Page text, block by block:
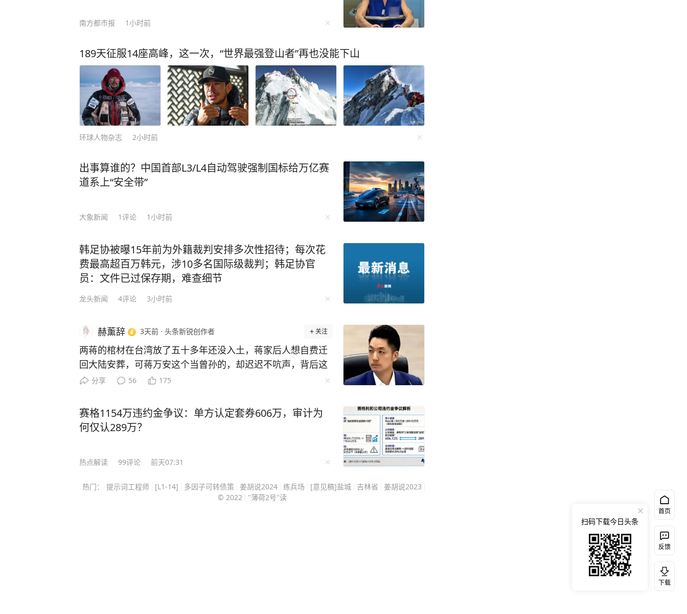
南方都市报 1小时前
189天征服14座高峰，这一次，“世界最强登山者”再也没能下山
环球人物杂志 2小时前
出事算谁的？中国首部L3/L4自动驾驶强制国标给万亿赛
道系上“安全带”
大象新闻 1评论 1小时前
韩足协被曝15年前为外籍裁判安排多次性招待；每次花
费最高超百万韩元，涉10多名国际级裁判；韩足协官
员：文件已过保存期，难查细节
龙头新闻 4评论 3小时前
赫薰辞 3天前 · 头条新锐创作者 关注
两蒋的棺材在台湾放了五十多年还没入土，蒋家后人想自费迁
回大陆安葬，可蒋万安这个当曾孙的，却迟迟不吭声，背后这
盘棋，远不止孝道两个字能说清。 蒋万安不是不想动，是真
政治算盘。 他当上台北市长之后，走的每一步都很小心，在
岛内公开场合几乎不主动提两蒋，迁葬的事更是能绕就绕。
理由是：两蒋既是国民党的历史遗产，也是民进党每逢选举就
象征”，提出要改成所谓“转型正义纪念馆”。 这等于是直接把
葬，等于自己跳进对手挖好的坑里，平白送人刀子，站在选举
分享 56 175
赛格1154万违约金争议：单方认定套券606万，审计为
何仅认289万？
热点解读 99评论 前天07:31
热门： 提示词工程师 [L1-14] 多因子可转债策 姜胡说2024 练兵场 [意见稿]盐城 吉林省
姜胡说2023
©️ 2022
"薄荷2号"读
首页
反馈
下载
扫码下载今日头条